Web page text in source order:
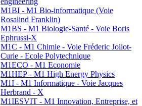
M1BI - M1 Bio-informatique (Voie
Rosalind Franklin)
M1BS - M1 Biologie-Santé - Voie Boris
Ephrussi-X
M1C - M1 Chimie - Voie Fréderic Joliot-
Curie - Ecole Polytechnique
M1ECO - M1 Economie
M1HEP - M1 High Energy Physics
M1I - M1 Informatique - Voie Jacques
Herbrand - X
M1IESVIT - M1 Innovation, Entreprise, et